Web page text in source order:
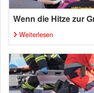
Wenn die Hitze zur
Weiterlesen